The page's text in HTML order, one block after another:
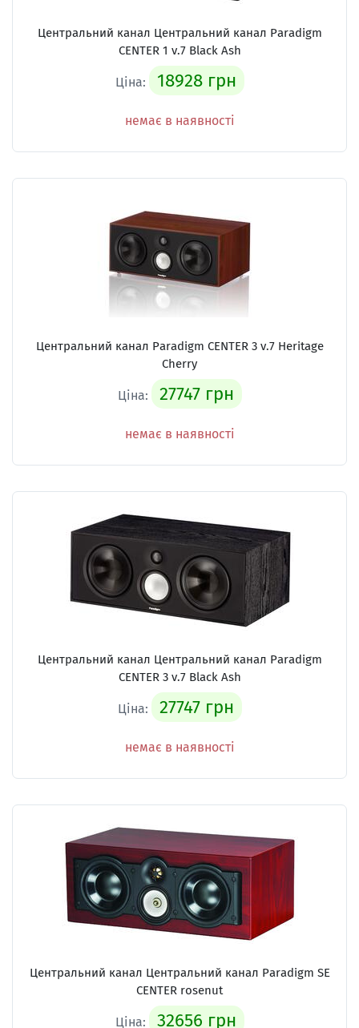
Центральний канал Центральний канал Paradigm
CENTER 1 v.7 Black Ash
Ціна: 18928 грн
немає в наявності
Центральний канал Paradigm CENTER 3 v.7 Heritage
Cherry
Ціна: 27747 грн
немає в наявності
Центральний канал Центральний канал Paradigm
CENTER 3 v.7 Black Ash
Ціна: 27747 грн
немає в наявності
Центральний канал Центральний канал Paradigm SE
CENTER rosenut
Ціна: 32656 грн